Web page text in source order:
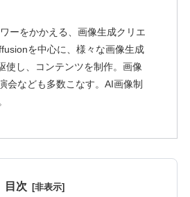
ーをかかえる、画像生成クリエ
を中心に、様々な画像生成
使し、コンテンツを制作。画像
会なども多数こなす。AI画像制
目次